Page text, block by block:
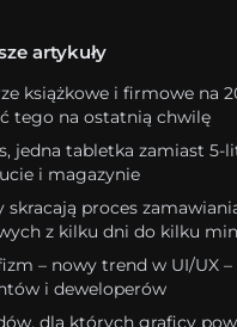
artykuły
książkowe i firmowe na
tego na ostatnią chwilę
jedna tabletka zamiast
i magazynie
skracają proces
z kilku dni do kilku
– nowy trend w UI/UX
i deweloperów
dla których graficy